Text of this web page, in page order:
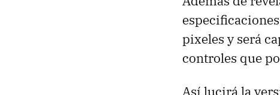
pixeles y será
controles que
Así lucirá la